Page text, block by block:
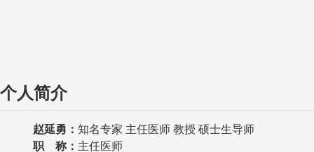
个人简介
赵延勇： 知名专家 主任医师 教授 硕士生导师
职 称： 主任医师